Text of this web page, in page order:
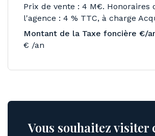
Prix de vente : 4 M€. Honoraires
l'agence : 4 % TTC, à charge
Montant de la Taxe foncière €/
€ /an
Vous souhaitez visiter